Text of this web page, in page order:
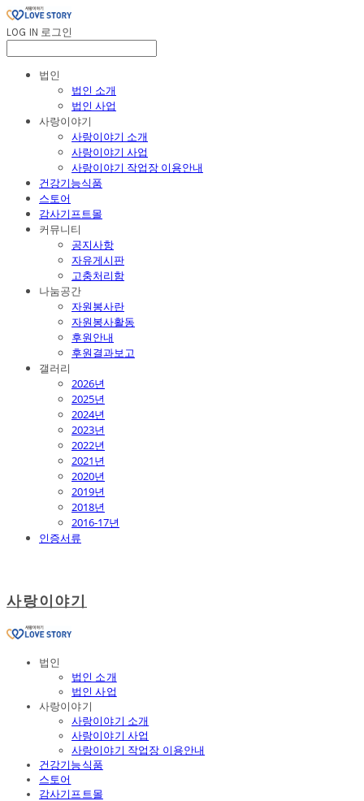
LOG IN 로그인
법인
법인 소개
법인 사업
사랑이야기
사랑이야기 소개
사랑이야기 사업
사랑이야기 작업장 이용안내
건강기능식품
스토어
감사기프트몰
커뮤니티
공지사항
자유게시판
고충처리함
나눔공간
자원봉사란
자원봉사활동
후원안내
후원결과보고
갤러리
2026년
2025년
2024년
2023년
2022년
2021년
2020년
2019년
2018년
2016-17년
인증서류
사랑이야기
법인
법인 소개
법인 사업
사랑이야기
사랑이야기 소개
사랑이야기 사업
사랑이야기 작업장 이용안내
건강기능식품
스토어
감사기프트몰